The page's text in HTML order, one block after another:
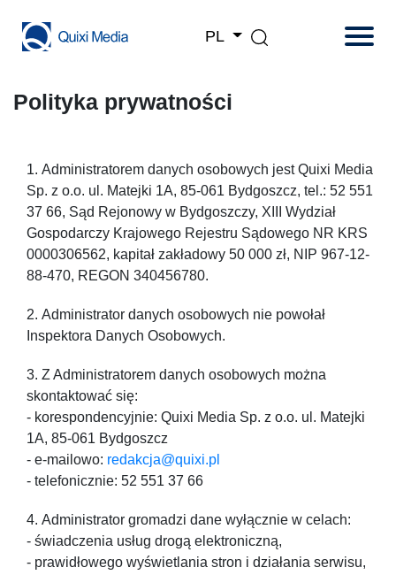
PL
Polityka prywatności
Administratorem danych osobowych jest Quixi Media
Sp. z o.o. ul. Matejki 1A, 85-061 Bydgoszcz, tel.: 52 551
37 66, Sąd Rejonowy w Bydgoszczy, XIII Wydział
Gospodarczy Krajowego Rejestru Sądowego NR KRS
0000306562, kapitał zakładowy 50 000 zł, NIP 967-12-
88-470, REGON 340456780.
Administrator danych osobowych nie powołał
Inspektora Danych Osobowych.
Z Administratorem danych osobowych można
skontaktować się:
- korespondencyjnie: Quixi Media Sp. z o.o. ul. Matejki
1A, 85-061 Bydgoszcz
- e-mailowo: redakcja@quixi.pl
- telefonicznie: 52 551 37 66
Administrator gromadzi dane wyłącznie w celach:
- świadczenia usług drogą elektroniczną,
- prawidłowego wyświetlania stron i działania serwisu,